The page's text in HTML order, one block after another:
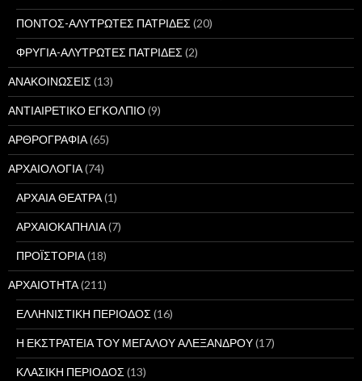
ΠΟΝΤΟΣ-ΑΛΥΤΡΩΤΕΣ ΠΑΤΡΙΔΕΣ(20)
ΦΡΥΓΙΑ-ΑΛΥΤΡΩΤΕΣ ΠΑΤΡΙΔΕΣ(2)
ΑΝΑΚΟΙΝΩΣΕΙΣ(13)
ΑΝΤΙΑΙΡΕΤΙΚΟ ΕΓΚΟΛΠΙΟ(9)
ΑΡΘΡΟΓΡΑΦΙΑ(65)
ΑΡΧΑΙΟΛΟΓΙΑ(74)
ΑΡΧΑΙΑ ΘΕΑΤΡΑ(1)
ΑΡΧΑΙΟΚΑΠΗΛΙΑ(7)
ΠΡΟΪΣΤΟΡΙΑ(18)
ΑΡΧΑΙΟΤΗΤΑ(211)
ΕΛΛΗΝΙΣΤΙΚΗ ΠΕΡΙΟΔΟΣ(16)
Η ΕΚΣΤΡΑΤΕΙΑ ΤΟΥ ΜΕΓΑΛΟΥ ΑΛΕΞΑΝΔΡΟΥ(17)
ΚΛΑΣΙΚΗ ΠΕΡΙΟΔΟΣ(13)